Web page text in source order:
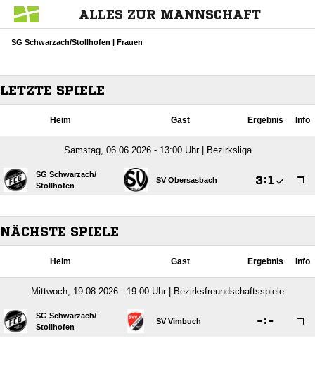
ALLES ZUR MANNSCHAFT
SG Schwarzach/Stollhofen | Frauen
LETZTE SPIELE
Heim Gast Ergebnis Info
Samstag, 06.06.2026 - 13:00 Uhr | Bezirksliga
SG Schwarzach/​
Stollhofen
SV Obersasbach :
NÄCHSTE SPIELE
Heim Gast Ergebnis Info
Mittwoch, 19.08.2026 - 19:00 Uhr | Bezirksfreundschaftsspiele
SG Schwarzach/​
Stollhofen
SV Vimbuch :